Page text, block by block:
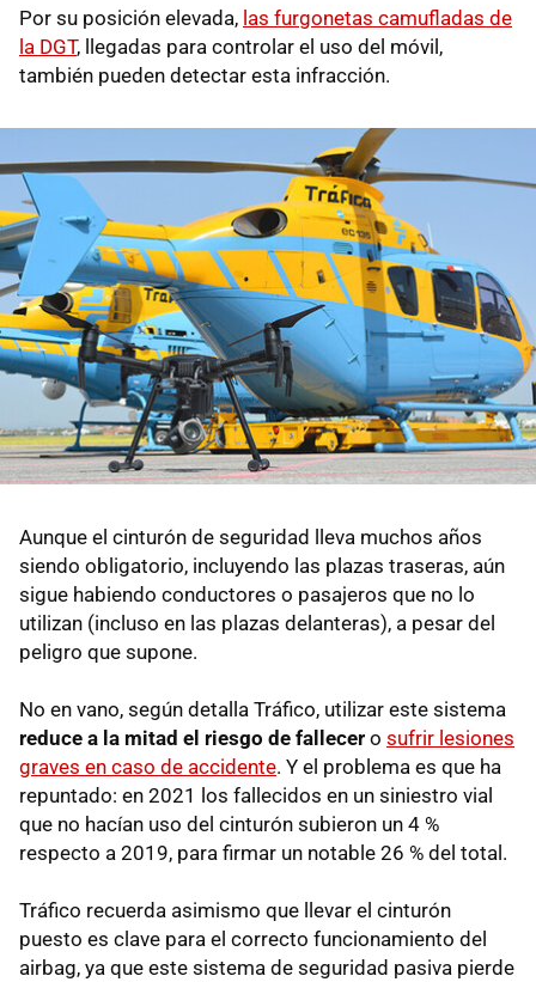
Por su posición elevada, las furgonetas camufladas de
la DGT, llegadas para controlar el uso del móvil,
también pueden detectar esta infracción.
Aunque el cinturón de seguridad lleva muchos años
siendo obligatorio, incluyendo las plazas traseras, aún
sigue habiendo conductores o pasajeros que no lo
utilizan (incluso en las plazas delanteras), a pesar del
peligro que supone.
No en vano, según detalla Tráfico, utilizar este sistema
reduce a la mitad el riesgo de fallecer o sufrir lesiones
graves en caso de accidente. Y el problema es que ha
repuntado: en 2021 los fallecidos en un siniestro vial
que no hacían uso del cinturón subieron un 4 %
respecto a 2019, para firmar un notable 26 % del total.
Tráfico recuerda asimismo que llevar el cinturón
puesto es clave para el correcto funcionamiento del
airbag, ya que este sistema de seguridad pasiva pierde